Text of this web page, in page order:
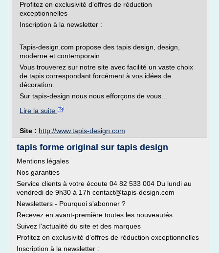
Profitez en exclusivité d'offres de réduction
exceptionnelles
Inscription à la newsletter :
Tapis-design.com propose des tapis design, design,
moderne et contemporain.
Vous trouverez sur notre site avec facilité un vaste choix
de tapis correspondant forcément à vos idées de
décoration.
Sur tapis-design nous nous efforçons de vous...
Lire la suite
Site : http://www.tapis-design.com
tapis forme original sur tapis design
Mentions légales
Nos garanties
Service clients à votre écoute 04 82 533 004 Du lundi au
vendredi de 9h30 à 17h contact@tapis-design.com
Newsletters - Pourquoi s'abonner ?
Recevez en avant-première toutes les nouveautés
Suivez l'actualité du site et des marques
Profitez en exclusivité d'offres de réduction exceptionnelles
Inscription à la newsletter :